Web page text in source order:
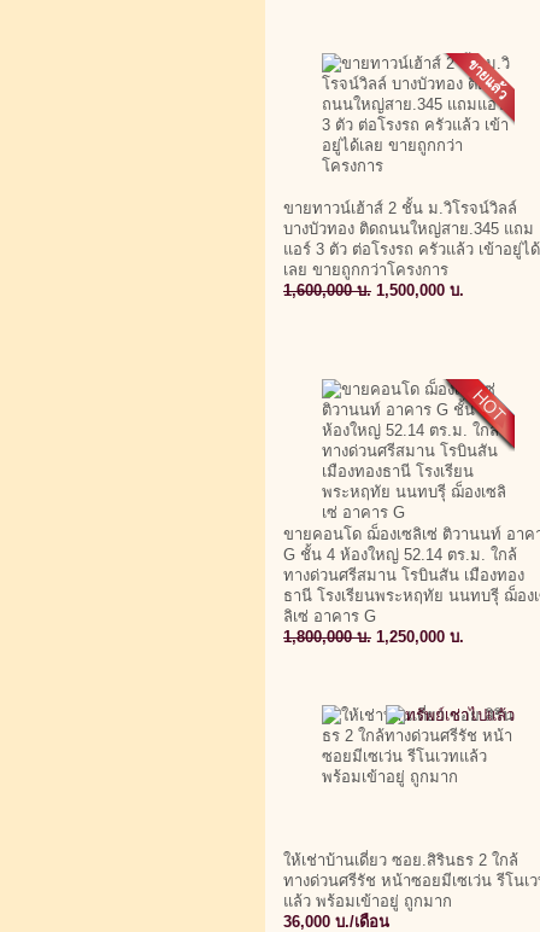
ขายทาวน์เฮ้าส์ 2 ชั้น ม.วิโรจน์วิลล์
บางบัวทอง ติดถนนใหญ่สาย.345 แถม
แอร์ 3 ตัว ต่อโรงรถ ครัวแล้ว เข้าอยู่ได้
เลย ขายถูกกว่าโครงการ
1,600,000 บ. 1,500,000 บ.
ขายคอนโด ฌ็องเซลิเซ่ ติวานนท์ อาค
G ชั้น 4 ห้องใหญ่ 52.14 ตร.ม. ใกล้
ทางด่วนศรีสมาน โรบินสัน เมืองทอง
ธานี โรงเรียนพระหฤทัย นนทบรุี ฌ็อง
ลิเซ่ อาคาร G
1,800,000 บ. 1,250,000 บ.
ให้เช่าบ้านเดี่ยว ซอย.สิรินธร 2 ใกล้
ทางด่วนศรีรัช หน้าซอยมีเซเว่น รีโนเ
แล้ว พร้อมเข้าอยู่ ถูกมาก
36,000 บ./เดือน